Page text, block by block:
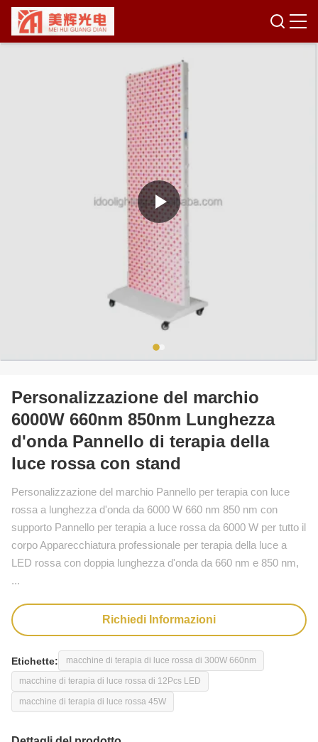
Personalizzazione del marchio
6000W 660nm 850nm Lunghezza
d'onda Pannello di terapia della
luce rossa con stand
Personalizzazione del marchio Pannello per terapia con luce
rossa a lunghezza d'onda da 6000 W 660 nm 850 nm con
supporto Pannello per terapia a luce rossa da 6000 W per tutto il
corpo Apparecchiatura professionale per terapia della luce a
LED rossa con doppia lunghezza d'onda da 660 nm e 850 nm,
...
Richiedi Informazioni
Etichette: macchine di terapia di luce rossa di 300W 660nm
macchine di terapia di luce rossa di 12Pcs LED
macchine di terapia di luce rossa 45W